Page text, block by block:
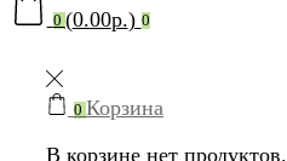
0 (0.00р.) 0
0 Корзина
В корзине нет продуктов.